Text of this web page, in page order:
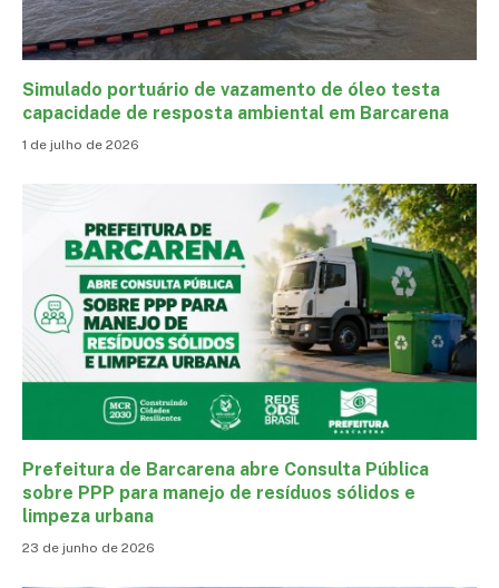
Simulado portuário de vazamento de óleo testa
capacidade de resposta ambiental em Barcarena
1 de julho de 2026
Prefeitura de Barcarena abre Consulta Pública
sobre PPP para manejo de resíduos sólidos e
limpeza urbana
23 de junho de 2026